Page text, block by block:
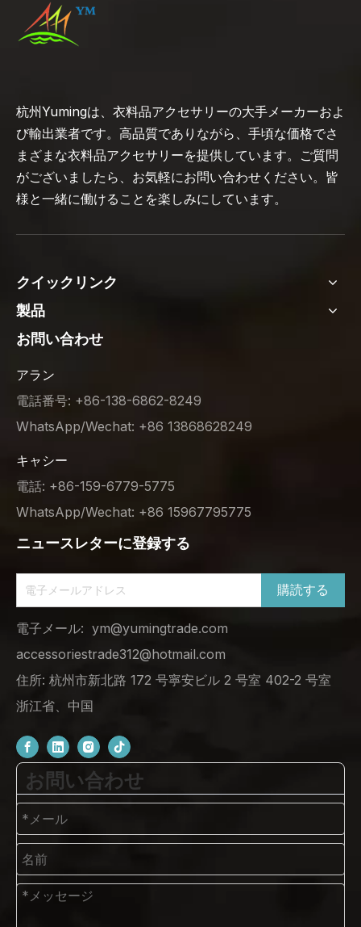
杭州Yumingは、衣料品アクセサリーの大手メーカーおよ
び輸出業者です。高品質でありながら、手頃な価格でさ
まざまな衣料品アクセサリーを提供しています。ご質問
がございましたら、お気軽にお問い合わせください。皆
様と一緒に働けることを楽しみにしています。
クイックリンク
製品
お問い合わせ
アラン
電話番号: +86-138-6862-8249
WhatsApp/Wechat: +86 13868628249
キャシー
電話: +86-159-6779-5775
WhatsApp/Wechat: +86 15967795775
ニュースレターに登録する
購読する
電子メール: ym@yumingtrade.com
accessoriestrade312@hotmail.com
住所: 杭州市新北路 172 号寧安ビル 2 号室 402-2 号室
浙江省、中国
お問い合わせ